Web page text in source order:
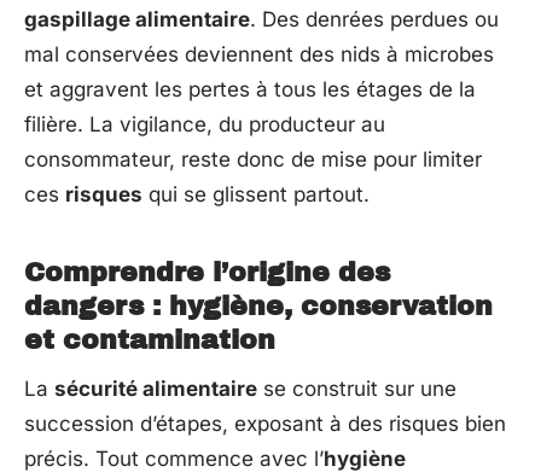
gaspillage alimentaire. Des denrées perdues ou
mal conservées deviennent des nids à microbes
et aggravent les pertes à tous les étages de la
filière. La vigilance, du producteur au
consommateur, reste donc de mise pour limiter
ces risques qui se glissent partout.
Comprendre l’origine des
dangers : hygiène, conservation
et contamination
La sécurité alimentaire se construit sur une
succession d’étapes, exposant à des risques bien
précis. Tout commence avec l’hygiène